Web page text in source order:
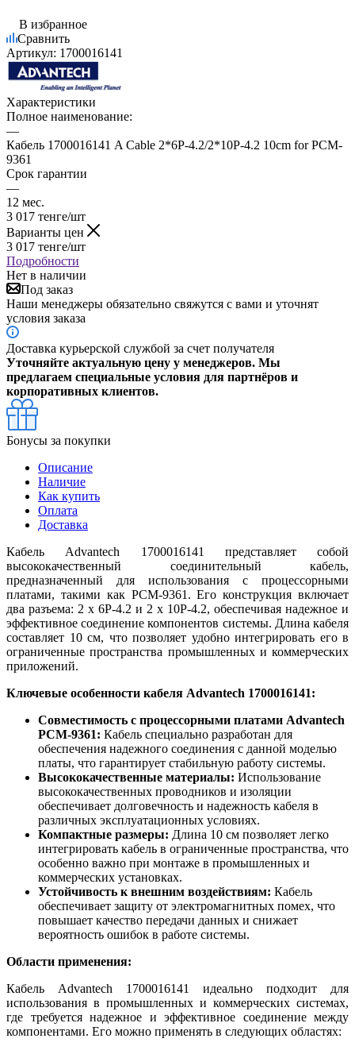
В избранное
Сравнить
Артикул: 1700016141
Характеристики
Полное наименование:
—
Кабель 1700016141 A Cable 2*6P-4.2/2*10P-4.2 10cm for PCM-
9361
Срок гарантии
—
12 мес.
3 017 тенге/шт
Варианты цен
3 017 тенге/шт
Подробности
Нет в наличии
Под заказ
Наши менеджеры обязательно свяжутся с вами и уточнят
условия заказа
Доставка курьерской службой за счет получателя
Уточняйте актуальную цену у менеджеров. Мы
предлагаем специальные условия для партнёров и
корпоративных клиентов.
Бонусы за покупки
Описание
Наличие
Как купить
Оплата
Доставка
Кабель Advantech 1700016141 представляет собой
высококачественный соединительный кабель,
предназначенный для использования с процессорными
платами, такими как PCM-9361. Его конструкция включает
два разъема: 2 x 6P-4.2 и 2 x 10P-4.2, обеспечивая надежное и
эффективное соединение компонентов системы. Длина кабеля
составляет 10 см, что позволяет удобно интегрировать его в
ограниченные пространства промышленных и коммерческих
приложений.
Ключевые особенности кабеля Advantech 1700016141:
Совместимость с процессорными платами Advantech
PCM-9361: Кабель специально разработан для
обеспечения надежного соединения с данной моделью
платы, что гарантирует стабильную работу системы.
Высококачественные материалы: Использование
высококачественных проводников и изоляции
обеспечивает долговечность и надежность кабеля в
различных эксплуатационных условиях.
Компактные размеры: Длина 10 см позволяет легко
интегрировать кабель в ограниченные пространства, что
особенно важно при монтаже в промышленных и
коммерческих установках.
Устойчивость к внешним воздействиям: Кабель
обеспечивает защиту от электромагнитных помех, что
повышает качество передачи данных и снижает
вероятность ошибок в работе системы.
Области применения:
Кабель Advantech 1700016141 идеально подходит для
использования в промышленных и коммерческих системах,
где требуется надежное и эффективное соединение между
компонентами. Его можно применять в следующих областях: